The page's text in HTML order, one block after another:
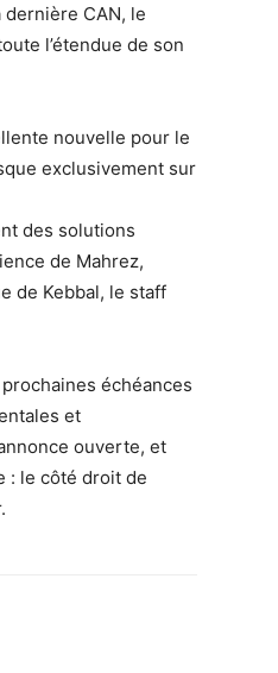
CAN, le
l’étendue de son
nouvelle pour le
exclusivement sur
des solutions
de Mahrez,
de Kebbal, le staff
échéances
et
ouverte, et
: le côté droit de